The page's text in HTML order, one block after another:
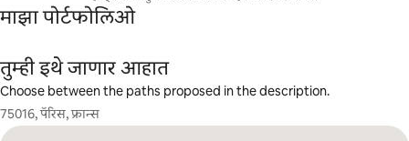
माझा पोर्टफोलिओ
तुम्ही इथे जाणार आहात
Choose between the paths proposed in the description.
75016, पॅरिस, फ्रान्स